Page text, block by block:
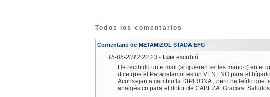
Todos los comentarios
Comentario de METAMIZOL STADA EFG
15-05-2012 22:23 - Luis escribió:
He recibido un e.mail (si quieren se les mando) en el
dice que el Paracetamol es un VENENO para el
Aconsejan a cambio la DIPIRONA , pero he leído
analgésico para el dolor de CABEZA. Gracias.